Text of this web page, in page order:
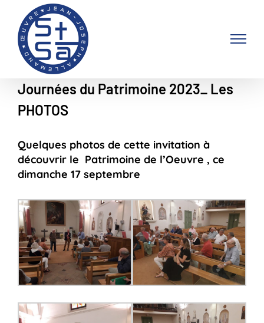
contenu
Journées du Patrimoine 2023_ Les
PHOTOS
Quelques photos de cette invitation à
découvrir le Patrimoine de l’Oeuvre , ce
dimanche 17 septembre